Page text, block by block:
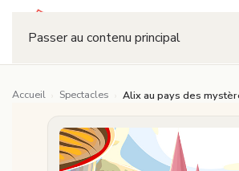
Passer au contenu principal
Accueil Spectacles Alix au pays des